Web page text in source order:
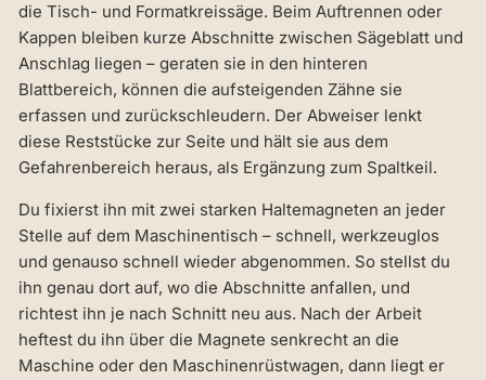
die Tisch- und Formatkreissäge. Beim Auftrennen oder
Kappen bleiben kurze Abschnitte zwischen Sägeblatt und
Anschlag liegen – geraten sie in den hinteren
Blattbereich, können die aufsteigenden Zähne sie
erfassen und zurückschleudern. Der Abweiser lenkt
diese Reststücke zur Seite und hält sie aus dem
Gefahrenbereich heraus, als Ergänzung zum Spaltkeil.
Du fixierst ihn mit zwei starken Haltemagneten an jeder
Stelle auf dem Maschinentisch – schnell, werkzeuglos
und genauso schnell wieder abgenommen. So stellst du
ihn genau dort auf, wo die Abschnitte anfallen, und
richtest ihn je nach Schnitt neu aus. Nach der Arbeit
heftest du ihn über die Magnete senkrecht an die
Maschine oder den Maschinenrüstwagen, dann liegt er